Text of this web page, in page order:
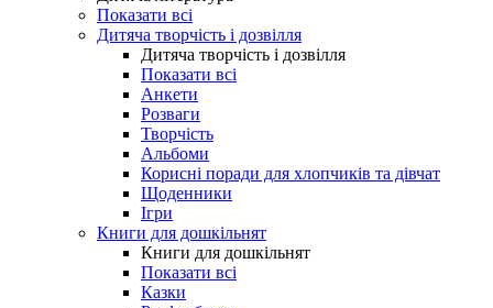
Показати всі
Дитяча творчість і дозвілля
Дитяча творчість і дозвілля
Показати всі
Анкети
Розваги
Творчість
Альбоми
Корисні поради для хлопчиків та дівчат
Щоденники
Ігри
Книги для дошкільнят
Книги для дошкільнят
Показати всі
Казки